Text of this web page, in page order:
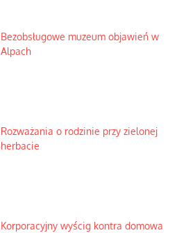
Bezobsługowe muzeum objawień w
Alpach
Rozważania o rodzinie przy zielonej
herbacie
Korporacyjny wyścig kontra domowa